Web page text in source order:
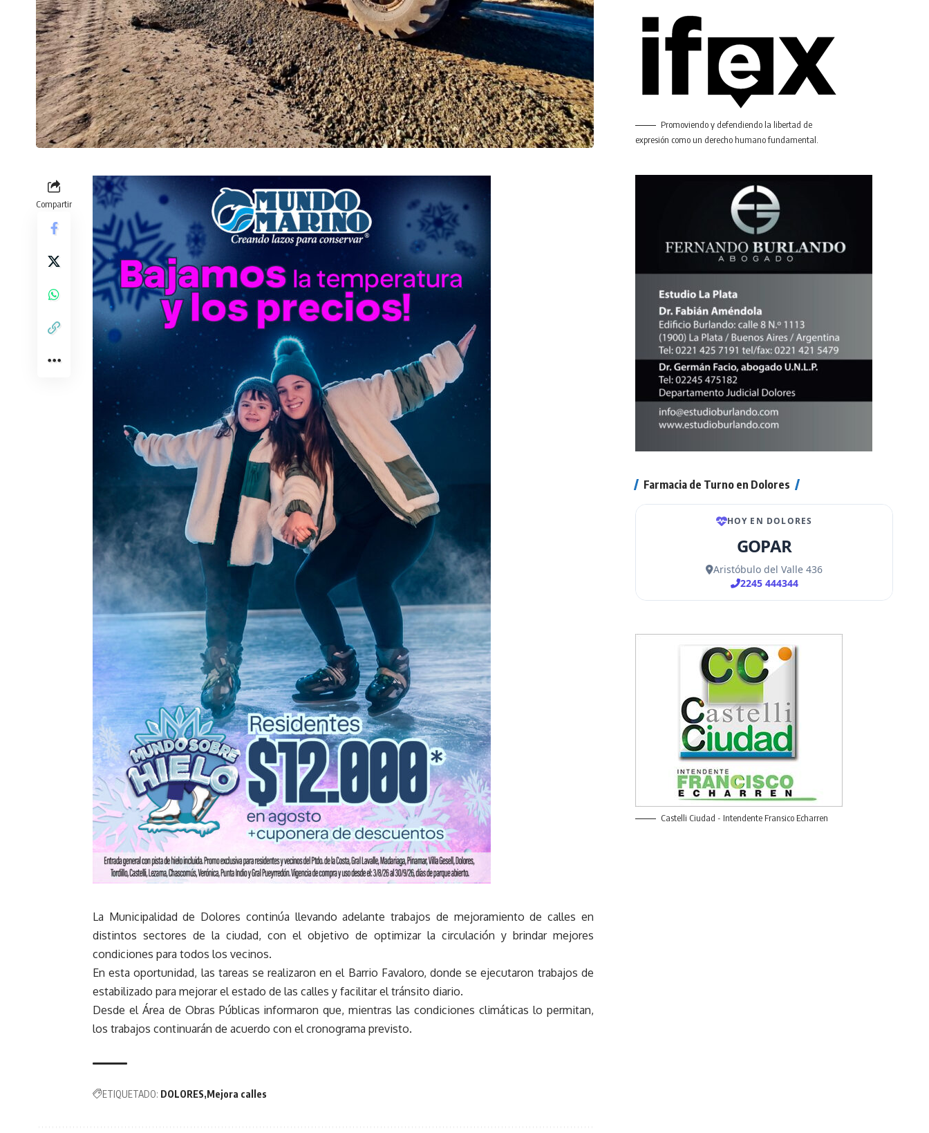
Compartir
La Municipalidad de Dolores continúa llevando adelante trabajos de mejoramiento de calles en
distintos sectores de la ciudad, con el objetivo de optimizar la circulación y brindar mejores
condiciones para todos los vecinos.
En esta oportunidad, las tareas se realizaron en el Barrio Favaloro, donde se ejecutaron trabajos de
estabilizado para mejorar el estado de las calles y facilitar el tránsito diario.
Desde el Área de Obras Públicas informaron que, mientras las condiciones climáticas lo permitan,
los trabajos continuarán de acuerdo con el cronograma previsto.
ETIQUETADO: DOLORES Mejora calles
Promoviendo y defendiendo la libertad de
expresión como un derecho humano fundamental.
Farmacia de Turno en Dolores
Castelli Ciudad - Intendente Fransico Echarren